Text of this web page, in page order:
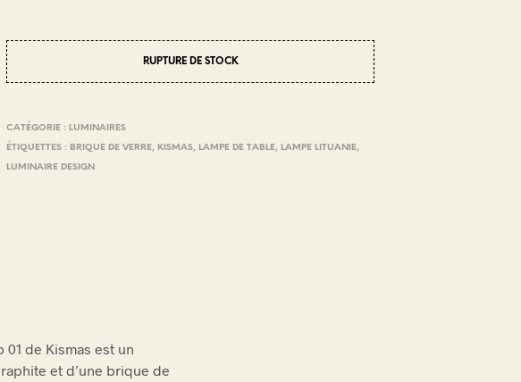
.
RUPTURE DE STOCK
CATÉGORIE : LUMINAIRES
ÉTIQUETTES : BRIQUE DE VERRE, KISMAS, LAMPE DE TABLE, LAMPE LITUANIE,
LUMINAIRE DESIGN
de Kismas est un
et d’une brique de